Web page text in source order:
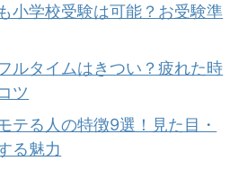
小学校受験は可能？お受験準
ルタイムはきつい？疲れた時
ツ
テる人の特徴9選！見た目・
る魅力